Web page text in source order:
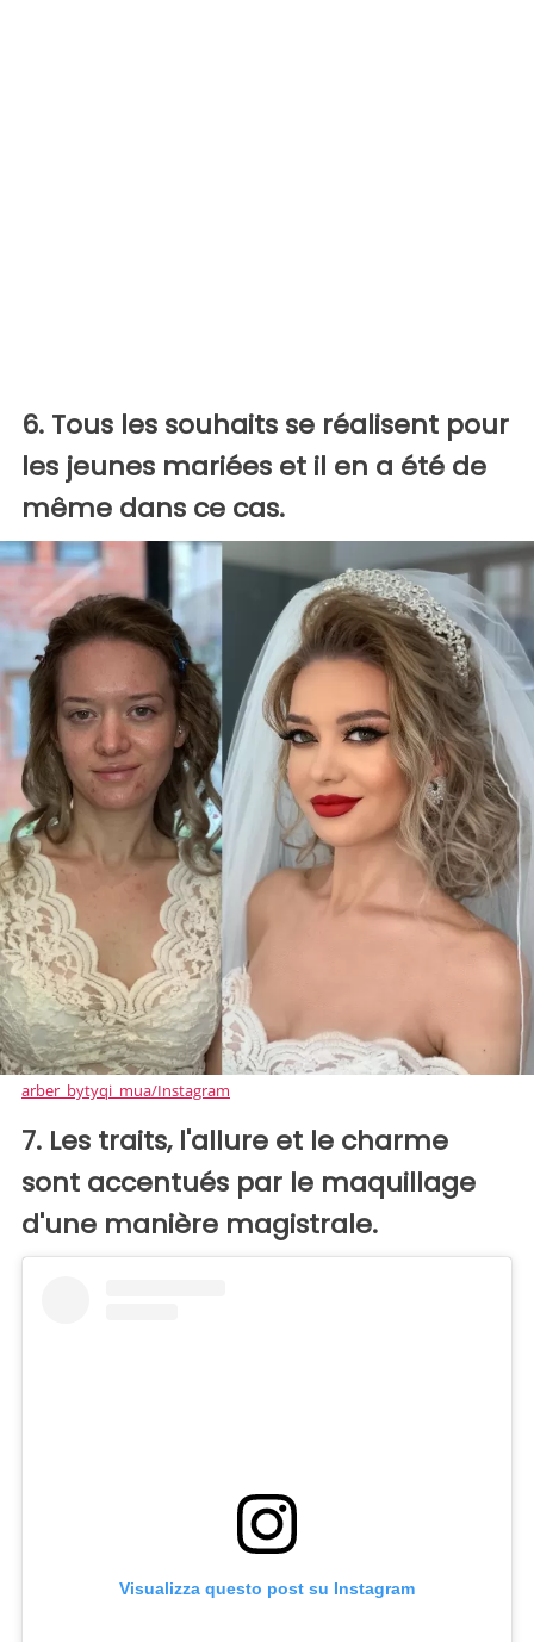
6. Tous les souhaits se réalisent pour
les jeunes mariées et il en a été de
même dans ce cas.
arber_bytyqi_mua/Instagram
7. Les traits, l'allure et le charme
sont accentués par le maquillage
d'une manière magistrale.
Visualizza questo post su Instagram